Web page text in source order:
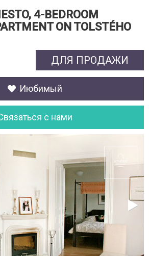
4-BEDROOM
ON TOLSTÉHO
ДЛЯ ПРОДАЖИ
Июбимый
с нами